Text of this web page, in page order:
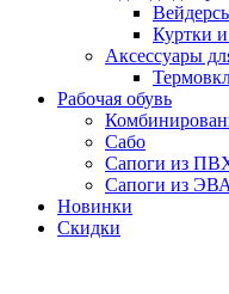
Куртки
Аксессуары
Рабочая обувь
Сабо
Сапоги из
Сапоги из ЭВА
Новинки
Скидки